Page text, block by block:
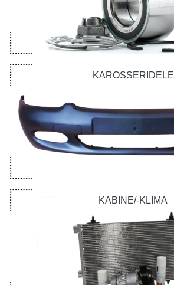
KAROSSERIDELE
KABINE/-KLIMA